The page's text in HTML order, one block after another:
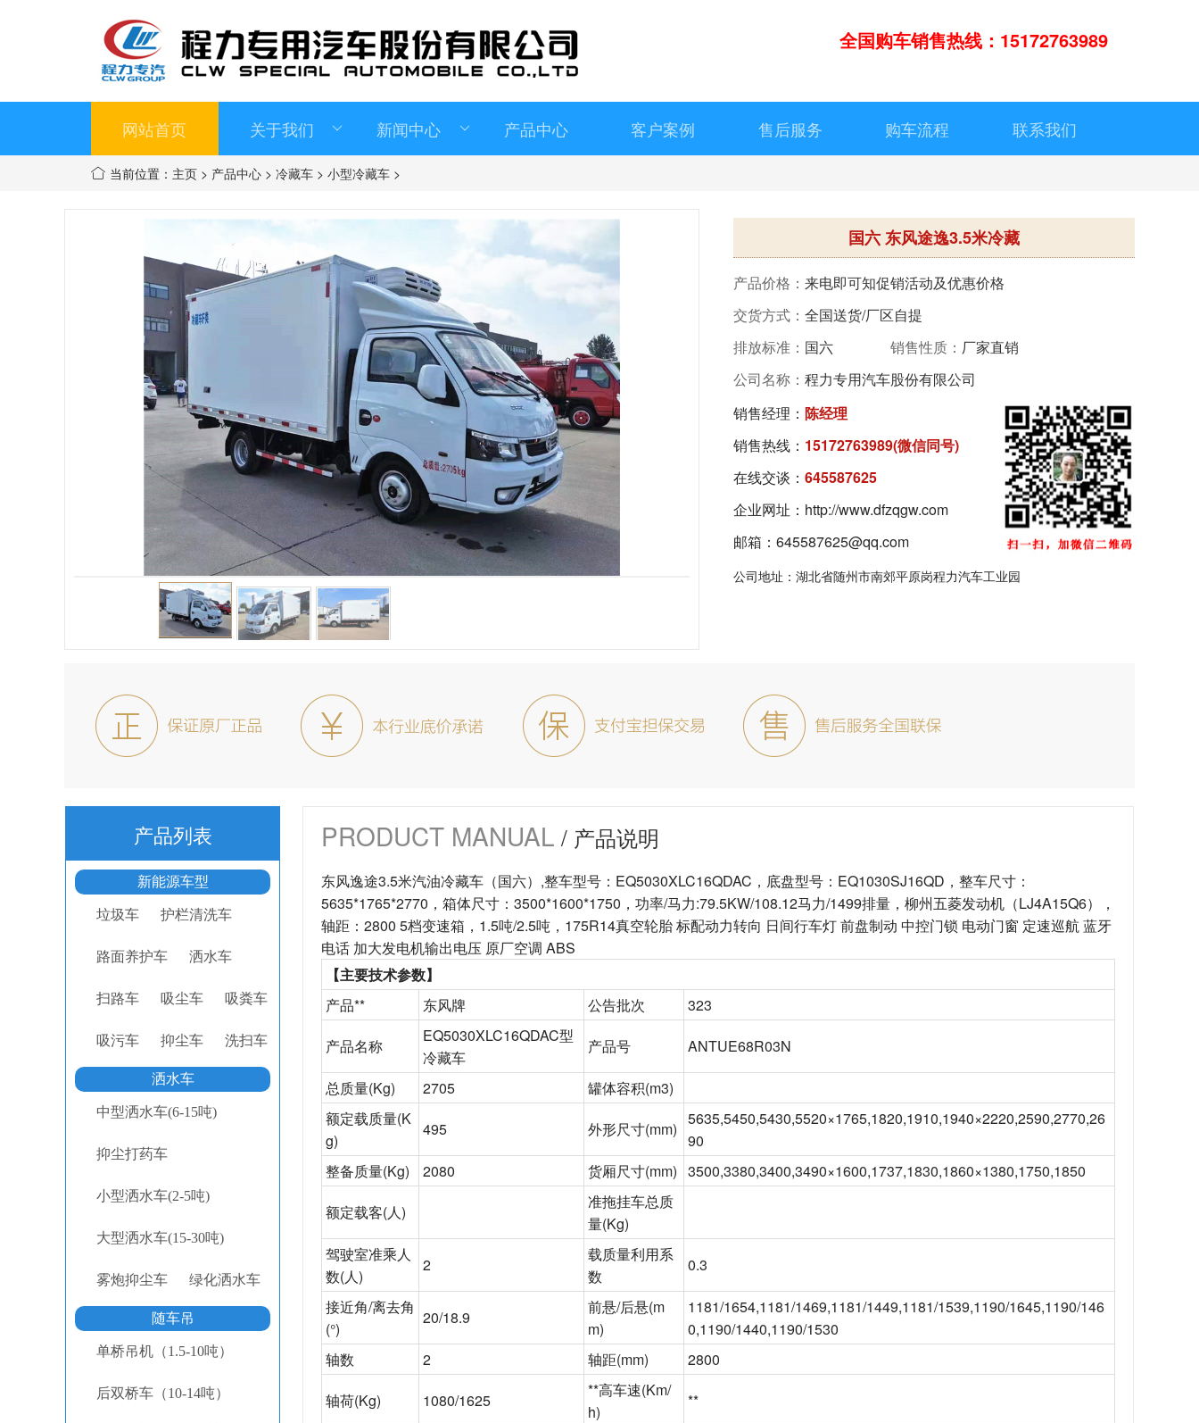
全国购车销售热线：15172763989
网站首页 关于我们 新闻中心 产品中心 客户案例 售后服务 购车流程 联系我们
当前位置： 主页 > 产品中心 > 冷藏车 > 小型冷藏车 >
国六 东风途逸3.5米冷藏
产品价格： 来电即可知促销活动及优惠价格
交货方式： 全国送货/厂区自提
排放标准： 国六 销售性质： 厂家直销
公司名称： 程力专用汽车股份有限公司
销售经理： 陈经理
销售热线： 15172763989(微信同号)
在线交谈： 645587625
企业网址：http://www.dfzqgw.com
邮箱：645587625@qq.com
公司地址：湖北省随州市南郊平原岗程力汽车工业园
产品列表
新能源车型
垃圾车 护栏清洗车
路面养护车 洒水车
扫路车 吸尘车 吸粪车
吸污车 抑尘车 洗扫车
洒水车
中型洒水车(6-15吨)
抑尘打药车
小型洒水车(2-5吨)
大型洒水车(15-30吨)
雾炮抑尘车 绿化洒水车
随车吊
单桥吊机（1.5-10吨）
后双桥车（10-14吨）
PRODUCT MANUAL / 产品说明
东风逸途3.5米汽油冷藏车（国六）,整车型号：EQ5030XLC16QDAC，底盘型号：EQ1030SJ16QD，整车尺寸：
5635*1765*2770，箱体尺寸：3500*1600*1750，功率/马力:79.5KW/108.12马力/1499排量，柳州五菱发动机（LJ4A15Q6），
轴距：2800 5档变速箱，1.5吨/2.5吨，175R14真空轮胎 标配动力转向 日间行车灯 前盘制动 中控门锁 电动门窗 定速巡航 蓝牙
电话 加大发电机输出电压 原厂空调 ABS
【主要技术参数】
产品**
东风牌 公告批次
323
产品名称
EQ5030XLC16QDAC型
冷藏车
产品号 ANTUE68R03N
总质量(Kg) 2705 罐体容积(m3)
额定载质量(K
g)
495 外形尺寸(mm)
5635,5450,5430,5520×1765,1820,1910,1940×2220,2590,2770,26
90
整备质量(Kg) 2080 货厢尺寸(mm) 3500,3380,3400,3490×1600,1737,1830,1860×1380,1750,1850
额定载客(人)
准拖挂车总质
量(Kg)
驾驶室准乘人
数(人)
2
载质量利用系
数
0.3
接近角/离去角
(°)
20/18.9
前悬/后悬(m
m)
1181/1654,1181/1469,1181/1449,1181/1539,1190/1645,1190/146
0,1190/1440,1190/1530
轴数
2 轴距(mm)
2800
轴荷(Kg) 1080/1625
**高车速(Km/
h)
**